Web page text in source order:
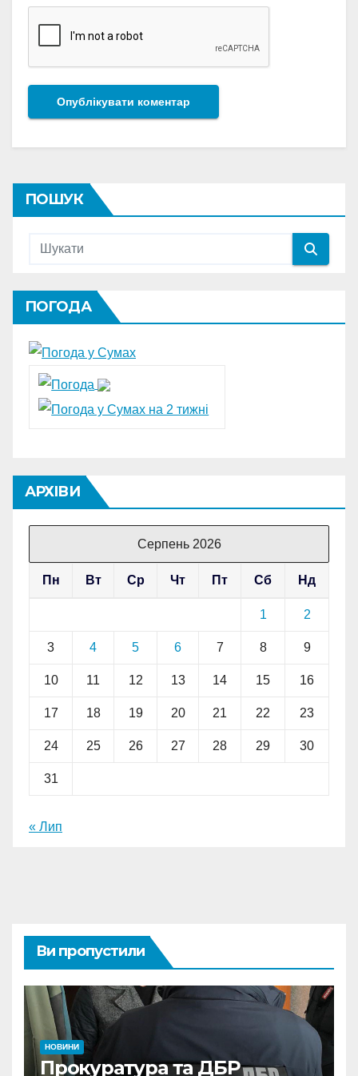
ПОШУК
ПОГОДА
АРХІВИ
Серпень 2026
Пн Вт Ср Чт Пт Сб Нд
1 2
3 4 5 6 7 8 9
10 11 12 13 14 15 16
17 18 19 20 21 22 23
24 25 26 27 28 29 30
31
« Лип
Ви пропустили
НОВИНИ
Прокуратура та ДБР